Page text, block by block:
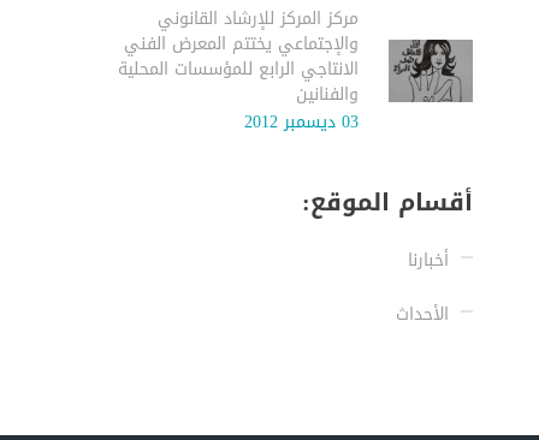
مركز المركز للإرشاد القانوني
والإجتماعي يختتم المعرض الفني
الانتاجي الرابع للمؤسسات المحلية
والفنانين
03 ديسمبر 2012
أقسام الموقع:
أخبارنا
الأحداث